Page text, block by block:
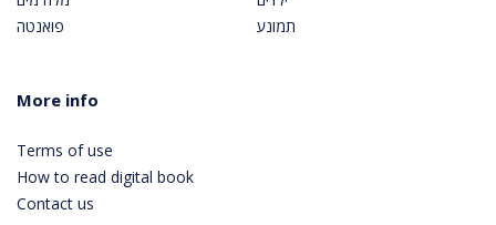
פואנטה
תמונע
More info
Terms of use
How to read digital book
Contact us